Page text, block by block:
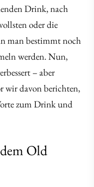
Drink, nach
oder die
man bestimmt noch
werden. Nun,
– aber
wir davon berichten,
zum Drink und
Old